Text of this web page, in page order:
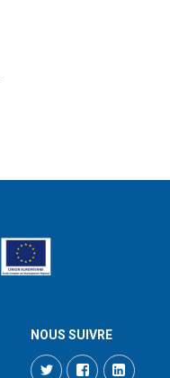
NOUS SUIVRE
TwitterFacebook